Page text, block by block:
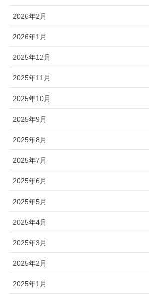
2026年2月
2026年1月
2025年12月
2025年11月
2025年10月
2025年9月
2025年8月
2025年7月
2025年6月
2025年5月
2025年4月
2025年3月
2025年2月
2025年1月